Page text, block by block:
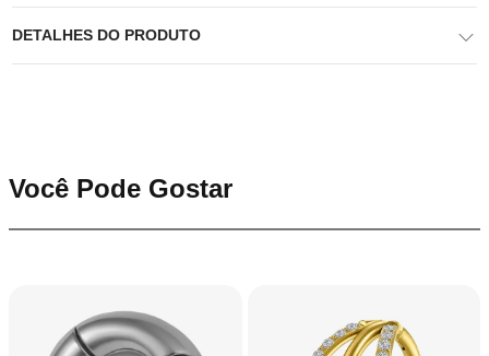
DETALHES DO PRODUTO
Você Pode Gostar